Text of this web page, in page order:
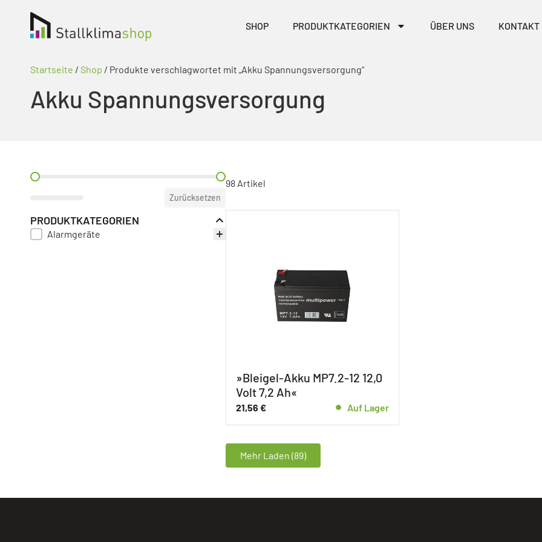
SHOP PRODUKTKATEGORIEN ÜBER UNS KONTAKT
Startseite / Shop / Produkte verschlagwortet mit „Akku Spannungsversorgung“
Akku Spannungsversorgung
PREIS FILTER
Zurücksetzen
PRODUKTKATEGORIEN
PRODUKT KATEGORIE FILTER
Alarmgeräte
98 Artikel
»Bleigel-Akku MP7.2-12 12,0
Volt 7,2 Ah«
21,56 € Auf Lager
Mehr Laden (89)